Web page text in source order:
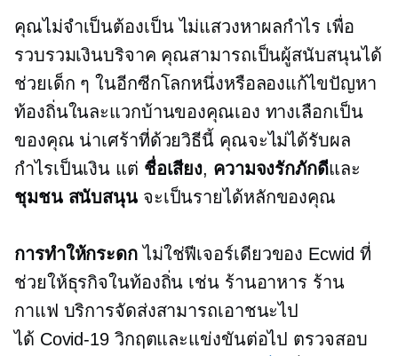
คุณไม่จำเป็นต้องเป็นไม่แสวงหาผลกำไร เพื่อ
รวบรวมเงินบริจาค คุณสามารถเป็นผู้สนับสนุนได้
ช่วยเด็ก ๆ ในอีกซีกโลกหนึ่งหรือลองแก้ไขปัญหา
ท้องถิ่นในละแวกบ้านของคุณเอง ทางเลือกเป็น
ของคุณ น่าเศร้าที่ด้วยวิธีนี้ คุณจะไม่ได้รับผล
กำไรเป็นเงิน แต่ ชื่อเสียง, ความจงรักภักดีและ
ชุมชน สนับสนุนจะเป็นรายได้หลักของคุณ
การทำให้กระดกไม่ใช่ฟีเจอร์เดียวของ Ecwid ที่
ช่วยให้ธุรกิจในท้องถิ่น เช่น ร้านอาหาร ร้าน
กาแฟ บริการจัดส่งสามารถเอาชนะไป
ได้ Covid-19วิกฤตและแข่งขันต่อไป ตรวจสอบ